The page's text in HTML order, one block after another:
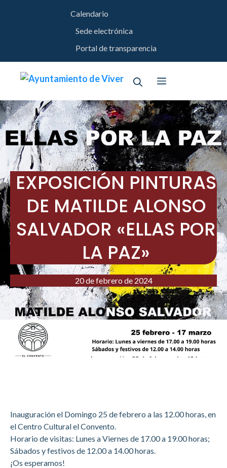
Calendario
Sede electrónica
Portal de transparencia
Menú
EXPOSICIÓN PINTURAS
DE MATILDE ALONSO
SALVADOR «ELLAS POR
LA PAZ»
20 de febrero de 2024
Inauguración el Domingo 25 de febrero a las 12.00 horas, en
el Centro Cultural el Convento.
Horario de visitas: Lunes a Viernes de 17.00 a 19.00 horas;
Sábados y festivos de 12.00 a 14.00 horas.
¡Os esperamos!